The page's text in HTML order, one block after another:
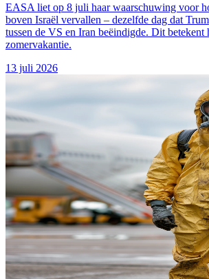
EASA liet op 8 juli haar waarschuwing voor
boven Israël vervallen – dezelfde dag dat
tussen de VS en Iran beëindigde. Dit
zomervakantie.
13 juli 2026